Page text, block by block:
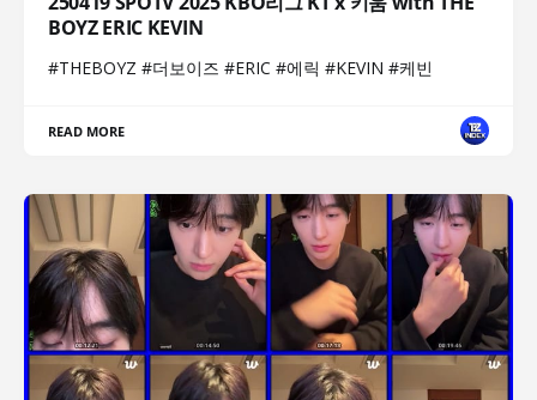
BOYZ ERIC KEVIN
#THEBOYZ #더보이즈 #ERIC #에릭 #KEVIN #케빈
READ MORE